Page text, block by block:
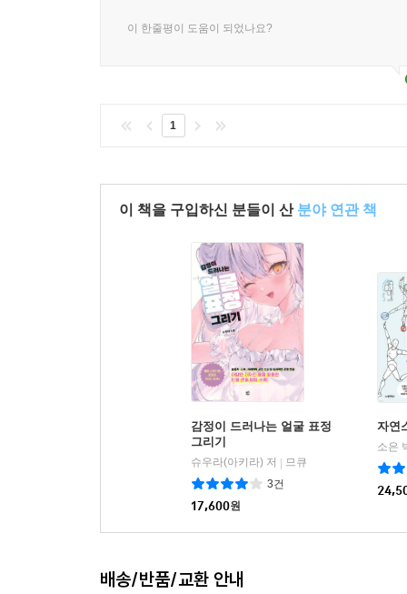
이 한줄평이 도움이 되었나요?
1
이 책을 구입하신 분들이 산 분야 연관 책
감정이 드러나는 얼굴 표정
그리기
슈우라(아키라) 저 | 므큐
3건
17,600원
자연
소은
배송/반품/교환 안내